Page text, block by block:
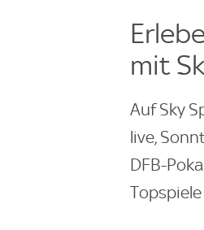
mit
Auf Sky
live,
DFB-
Topspiele